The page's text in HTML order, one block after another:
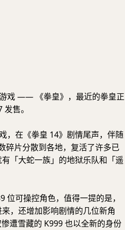
戏 —— 《拳皇》，最近的拳皇正
售。
，在《拳皇 14》剧情尾声，伴随
碎片分散到各地，复活了许多已
「大蛇一族」的地狱乐队和「遥
位可操控角色，值得一提的是，
，还增加影响剧情的几位新角
遭雪藏的 K999 也以全新的身份